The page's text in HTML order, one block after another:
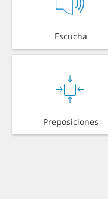
Escucha
Preposiciones